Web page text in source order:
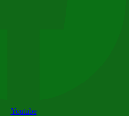
Youtube